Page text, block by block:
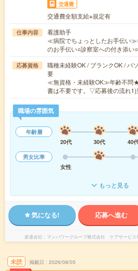
交通費
交通費全額支給※規定有
仕事内容
看護助手
≪病院でちょっとしたお手伝い≫
のお手伝い○診察室への付き添
応募資格
職種未経験OK / ブランクOK / パ
要
≪無資格・未経験OK≫年齢不問
書は不要です。▽応募後の流れ
職場の雰囲気
年齢層
20代
30代 40
男女比率
女性
もっと見る
気になる! 応募へ進む
派遣会社 マンパワーグループ株式会社 ケアサービス
未読 掲載日 2026/08/05